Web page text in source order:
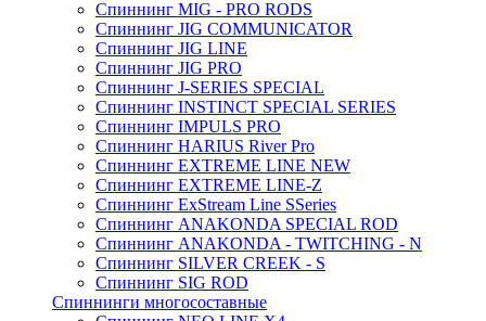
Спиннинг MIG - PRO RODS
Спиннинг JIG COMMUNICATOR
Спиннинг JIG LINE
Спиннинг JIG PRO
Спиннинг J-SERIES SPECIAL
Спиннинг INSTINCT SPECIAL SERIES
Спиннинг IMPULS PRO
Спиннинг HARIUS River Pro
Спиннинг EXTREME LINE NEW
Спиннинг EXTREME LINE-Z
Спиннинг ExStream Line SSeries
Спиннинг ANAKONDA SPECIAL ROD
Спиннинг ANAKONDA - TWITCHING - N
Спиннинг SILVER CREEK - S
Спиннинг SIG ROD
Спиннинги многосоставные